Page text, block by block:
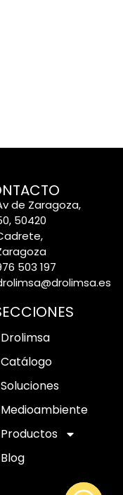
de Zaragoza,
50420
503 197
Drolimsa
Catálogo
Soluciones
Medioambiente
Productos
Blog